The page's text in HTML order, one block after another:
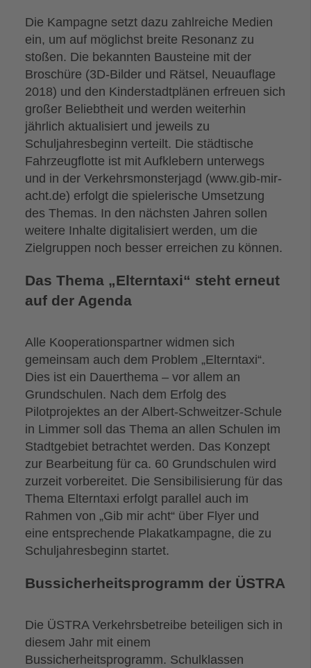
Die Kampagne setzt dazu zahlreiche Medien
ein, um auf möglichst breite Resonanz zu
stoßen. Die bekannten Bausteine mit der
Broschüre (3D-Bilder und Rätsel, Neuauflage
2018) und den Kinderstadtplänen erfreuen sich
großer Beliebtheit und werden weiterhin
jährlich aktualisiert und jeweils zu
Schuljahresbeginn verteilt. Die städtische
Fahrzeugflotte ist mit Aufklebern unterwegs
und in der Verkehrsmonsterjagd (www.gib-mir-
acht.de) erfolgt die spielerische Umsetzung
des Themas. In den nächsten Jahren sollen
weitere Inhalte digitalisiert werden, um die
Zielgruppen noch besser erreichen zu können.
Das Thema „Elterntaxi“ steht erneut
auf der Agenda
Alle Kooperationspartner widmen sich
gemeinsam auch dem Problem „Elterntaxi“.
Dies ist ein Dauerthema – vor allem an
Grundschulen. Nach dem Erfolg des
Pilotprojektes an der Albert-Schweitzer-Schule
in Limmer soll das Thema an allen Schulen im
Stadtgebiet betrachtet werden. Das Konzept
zur Bearbeitung für ca. 60 Grundschulen wird
zurzeit vorbereitet. Die Sensibilisierung für das
Thema Elterntaxi erfolgt parallel auch im
Rahmen von „Gib mir acht“ über Flyer und
eine entsprechende Plakatkampagne, die zu
Schuljahresbeginn startet.
Bussicherheitsprogramm der ÜSTRA
Die ÜSTRA Verkehrsbetreibe beteiligen sich in
diesem Jahr mit einem
Bussicherheitsprogramm. Schulklassen